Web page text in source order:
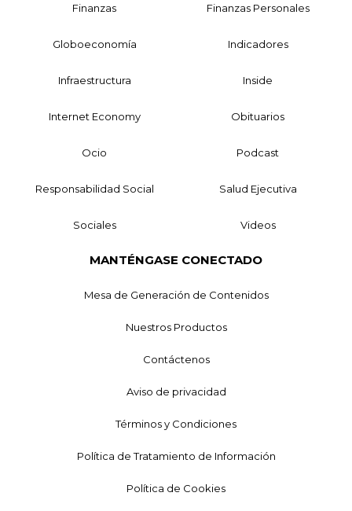
Finanzas Finanzas Personales
Globoeconomía Indicadores
Infraestructura Inside
Internet Economy Obituarios
Ocio Podcast
Responsabilidad Social Salud Ejecutiva
Sociales Videos
MANTÉNGASE CONECTADO
Mesa de Generación de Contenidos
Nuestros Productos
Contáctenos
Aviso de privacidad
Términos y Condiciones
Política de Tratamiento de Información
Política de Cookies